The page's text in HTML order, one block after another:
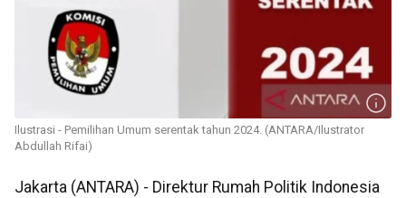
Ilustrasi - Pemilihan Umum serentak tahun 2024. (ANTARA/Ilustrator
Abdullah Rifai)
Jakarta (ANTARA) - Direktur Rumah Politik Indonesia